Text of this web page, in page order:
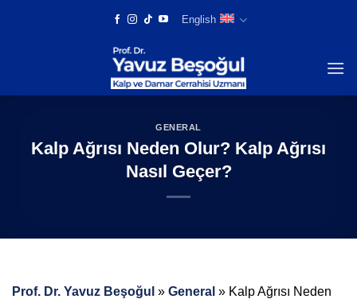
English
GENERAL
Kalp Ağrısı Neden Olur? Kalp Ağrısı
Nasıl Geçer?
Prof. Dr. Yavuz Beşoğul » General » Kalp Ağrısı Neden